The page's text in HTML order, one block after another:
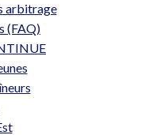
arbitrage
(FAQ)